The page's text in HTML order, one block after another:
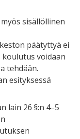
sisällöllinen
päätyttyä ei
voidaan
tehdään.
esityksessä
lain 26 §:n 4–5